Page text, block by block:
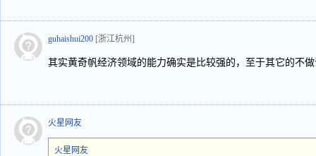
guhaishui200 [浙江杭州]
其实黄奇帆经济领域的能力确实是比较强的，至于其它的不
火星网友
火星网友